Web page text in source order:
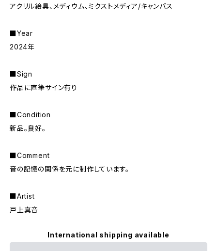
アクリル絵具、メディウム、ミクストメディア/キャンバス
■Year
2024年
■Sign
作品に直筆サイン有り
■Condition
新品。良好。
■Comment
音の記憶の関係を元に制作しています。
■Artist
戸上真音
International shipping available